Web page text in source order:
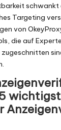
schwankt
Targeting
von
die auf